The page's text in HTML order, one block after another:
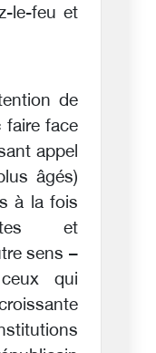
le-feu et
de
faire face
appel
âgés)
à la fois
et
sens –
qui